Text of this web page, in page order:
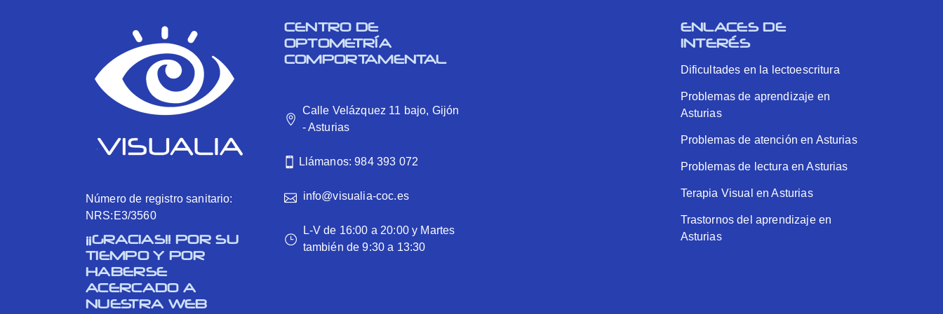
Número de registro sanitario:
NRS:E3/3560
¡¡GRACIAS!! POR SU
TIEMPO Y POR
HABERSE
ACERCADO A
NUESTRA WEB
CENTRO DE
OPTOMETRÍA
COMPORTAMENTAL
Calle Velázquez 11 bajo, Gijón
- Asturias
Llámanos: 984 393 072
info@visualia-coc.es
L-V de 16:00 a 20:00 y Martes
también de 9:30 a 13:30
ENLACES DE
INTERÉS
Dificultades en la lectoescritura
Problemas de aprendizaje en
Asturias
Problemas de atención en Asturias
Problemas de lectura en Asturias
Terapia Visual en Asturias
Trastornos del aprendizaje en
Asturias